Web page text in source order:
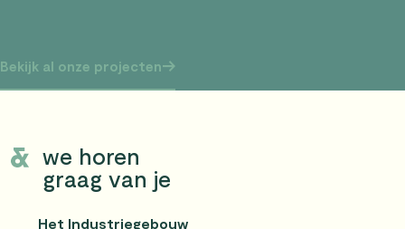
Bekijk al onze projecten
we horen
graag van je
Het Industriegebouw